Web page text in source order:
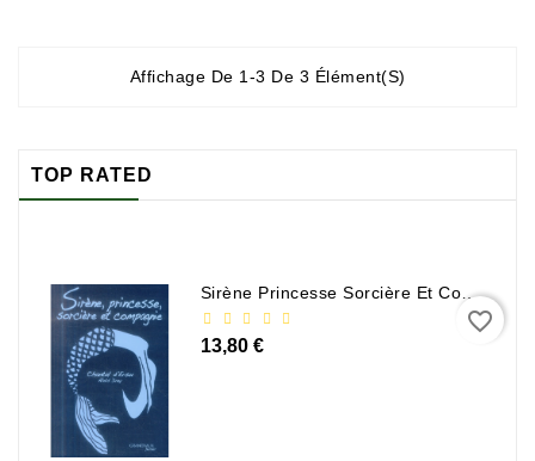
Sciences
Sciences
Techniques
Tourisme
Affichage De 1-3 De 3 Élément(s)
TOP RATED
Sirène Princesse Sorcière Et Compagnie
13,80 €
favorite_border